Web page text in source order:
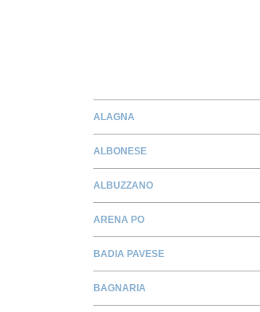
ALAGNA
ALBONESE
ALBUZZANO
ARENA PO
BADIA PAVESE
BAGNARIA